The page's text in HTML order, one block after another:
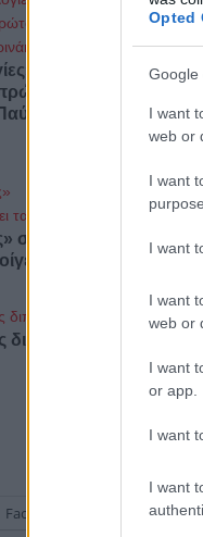
Opted
Google
I want
web or
I want
I want
I want
web or
I want
or app.
I want
I want
περνούν στην
καλεσμένο στο νέο
Μαρινάκη
στο YouTube: Ο Δήμος
τα χαρτιά του –
διπλές εκλογές στο
Facebook LinkedIn